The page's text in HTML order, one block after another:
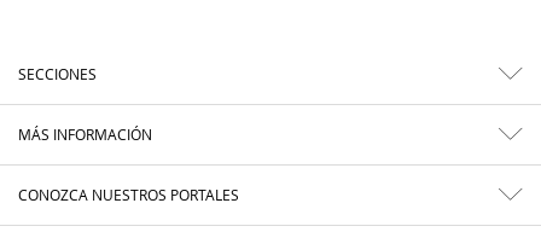
SECCIONES
MÁS INFORMACIÓN
CONOZCA NUESTROS PORTALES